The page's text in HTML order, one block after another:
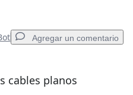
Agregar un comentario
comentario
cables planos